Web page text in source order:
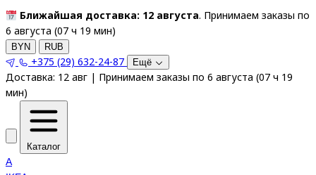
Ближайшая доставка: 12 августа. Принимаем заказы по
6 августа (07 ч 19 мин)
BYN RUB
+375 (29) 632-24-87 Ещё
Доставка: 12 авг | Принимаем заказы по 6 августа (07 ч 19
мин)
Каталог
A